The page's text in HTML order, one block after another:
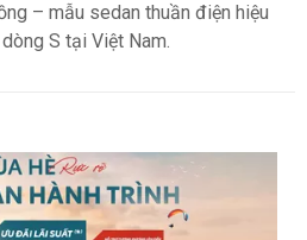
– mẫu sedan thuần điện hiệu
S tại Việt Nam.